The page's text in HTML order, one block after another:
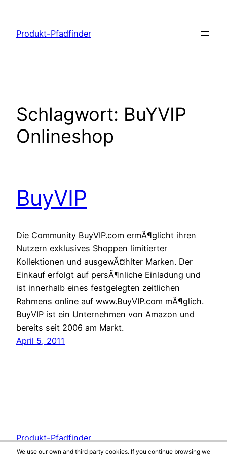
springen
Produkt-Pfadfinder
Schlagwort: BuYVIP
Onlineshop
BuyVIP
Die Community BuyVIP.com ermÃ¶glicht ihren
Nutzern exklusives Shoppen limitierter
Kollektionen und ausgewÃ¤hlter Marken. Der
Einkauf erfolgt auf persÃ¶nliche Einladung und
ist innerhalb eines festgelegten zeitlichen
Rahmens online auf www.BuyVIP.com mÃ¶glich.
BuyVIP ist ein Unternehmen von Amazon und
bereits seit 2006 am Markt.
April 5, 2011
Produkt-Pfadfinder
We use our own and third party cookies. If you continue browsing we